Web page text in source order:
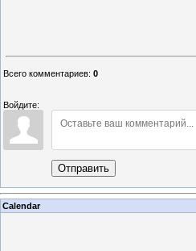
Всего комментариев: 0
Войдите:
Отправить
Calendar